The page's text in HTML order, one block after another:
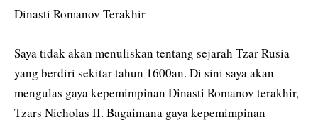
Dinasti Romanov Terakhir
Saya tidak akan menuliskan tentang sejarah Tzar Rusia
yang berdiri sekitar tahun 1600an. Di sini saya akan
mengulas gaya kepemimpinan Dinasti Romanov terakhir,
Tzars Nicholas II. Bagaimana gaya kepemimpinan